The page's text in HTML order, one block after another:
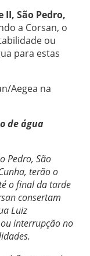
II, São Pedro,
a Corsan, o
ou
para estas
Aegea na
de água
Pedro, São
terão o
o final da tarde
consertam
Luiz
interrupção no